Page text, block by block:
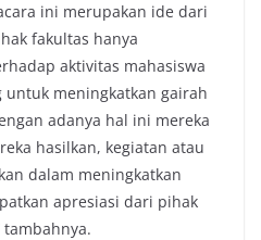
ini merupakan ide dari
fakultas hanya
aktivitas mahasiswa
meningkatkan gairah
adanya hal ini mereka
hasilkan, kegiatan atau
dalam meningkatkan
apresiasi dari pihak